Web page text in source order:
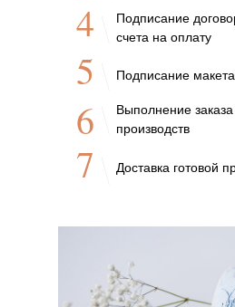
Подписание
счета на оплату
Подписание
Выполнение
производств
Доставка готовой
4
5
6
7